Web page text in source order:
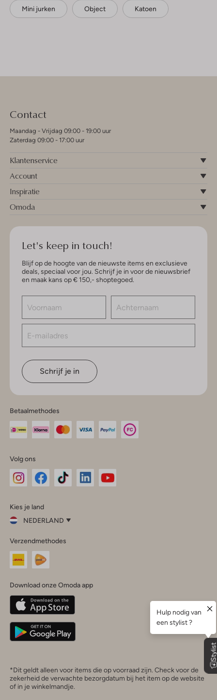
Mini jurken Object Katoen
Contact
Maandag - Vrijdag 09:00 - 19:00 uur
Zaterdag 09:00 - 17:00 uur
Klantenservice
Account
Inspiratie
Omoda
Let's keep in touch!
Blijf op de hoogte van de nieuwste items en exclusieve
deals, speciaal voor jou. Schrijf je in voor de nieuwsbrief
en maak kans op € 150,- shoptegoed.
Schrijf je in
Betaalmethodes
Volg ons
InstagramFacebook
Kies je land
NEDERLAND
je
land
Nederland
Belgique(Français)
Deutschland
Verzendmethodes
Download onze Omoda app
*Dit geldt alleen voor items die op voorraad zijn. Check voor de
zekerheid de verwachte bezorgdatum bij het item op de website
of in je winkelmandje.